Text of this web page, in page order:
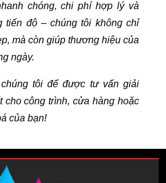
chóng, chi phí hợp lý và
tiến độ – chúng tôi không chỉ
mà còn giúp thương hiệu của
ngày.
tôi để được tư vấn giải
cho công trình, cửa hàng hoặc
của bạn!